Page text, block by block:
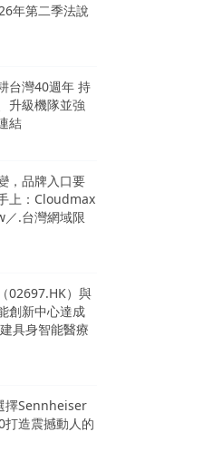
年第二季法說
台灣40週年 持
升級機隊並強
結
，品牌入口要
上：Cloudmax
／.台灣網域限
02697.HK）與
創新中心達成
具身智能醫療
擇Sennheiser
造震撼動人的